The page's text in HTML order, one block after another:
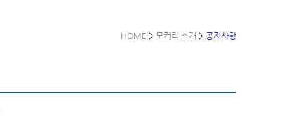
HOME > 모커리 소개 > 공지사항